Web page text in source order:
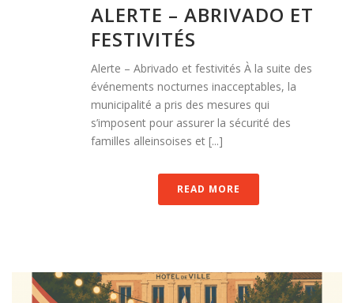
ALERTE – ABRIVADO ET
FESTIVITÉS
Alerte – Abrivado et festivités À la suite des
événements nocturnes inacceptables, la
municipalité a pris des mesures qui
s’imposent pour assurer la sécurité des
familles alleinsoises et [...]
READ MORE